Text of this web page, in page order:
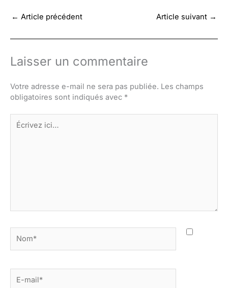
← Article précédent Article suivant →
Laisser un commentaire
Votre adresse e-mail ne sera pas publiée. Les champs
obligatoires sont indiqués avec *
Écrivez
ici…
mail*